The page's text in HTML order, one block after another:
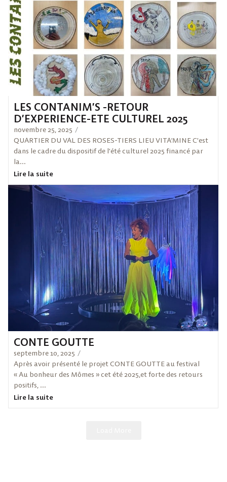
LES CONTANIM’S -RETOUR
D’EXPERIENCE-ETE CULTUREL 2025
novembre 25, 2025 /
QUARTIER DU VAL DES ROSES-TIERS LIEU VITA’MINE C’est
dans le cadre du dispositif de l’été culturel 2025 financé par
la...
Lire la suite
CONTE GOUTTE
septembre 10, 2025 /
Après avoir présenté le projet CONTE GOUTTE au festival
« Au bonheur des Mômes » cet été 2025,et forte des retours
positifs, ...
Lire la suite